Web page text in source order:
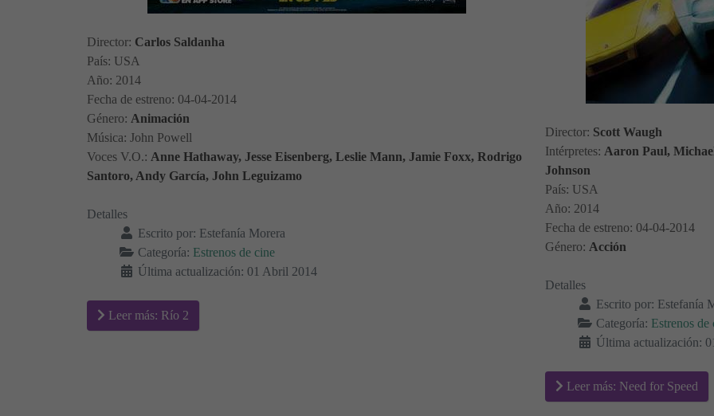
Director: Carlos Saldanha
País: USA
Año: 2014
Fecha de estreno: 04-04-2014
Género: Animación
Música: John Powell
Voces V.O.: Anne Hathaway, Jesse Eisenberg, Leslie Mann, Jamie Foxx, Rodrigo
Santoro, Andy García, John Leguizamo
Detalles
Escrito por: Estefanía Morera
Categoría: Estrenos de cine
Última actualización: 01 Abril 2014
Leer más: Río 2
Director: Scott Waugh
Intérpretes: Aaron Paul,
Johnson
País: USA
Año: 2014
Fecha de estreno: 04-04-2014
Género: Acción
Detalles
Escrito por: Estefanía
Categoría: Estrenos de
Última actualización:
Leer más: Need for Speed